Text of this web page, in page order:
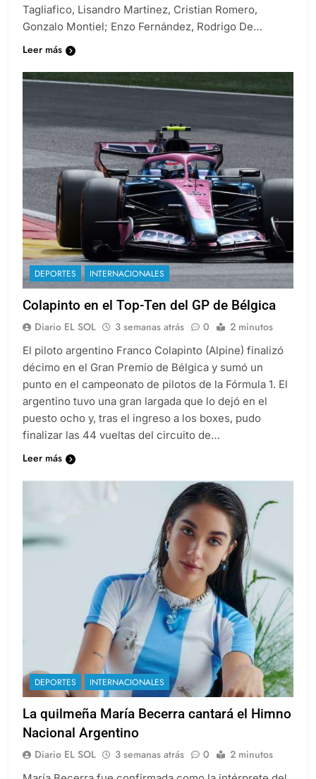
Tagliafico, Lisandro Martínez, Cristian Romero,
Gonzalo Montiel; Enzo Fernández, Rodrigo De…
Leer más
DEPORTES INTERNACIONALES
Colapinto en el Top-Ten del GP de Bélgica
Diario EL SOL 3 semanas atrás 0 2 minutos
El piloto argentino Franco Colapinto (Alpine) finalizó
décimo en el Gran Premio de Bélgica y sumó un
punto en el campeonato de pilotos de la Fórmula 1. El
argentino tuvo una gran largada que lo dejó en el
puesto ocho y, tras el ingreso a los boxes, pudo
finalizar las 44 vueltas del circuito de…
Leer más
DEPORTES INTERNACIONALES
La quilmeña María Becerra cantará el Himno
Nacional Argentino
Diario EL SOL 3 semanas atrás 0 2 minutos